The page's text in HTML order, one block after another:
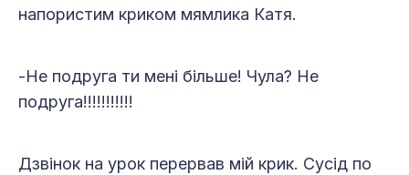
напористим криком мямлика Катя.
-Не подруга ти мені більше! Чула? Не
подруга!!!!!!!!!!!
Дзвінок на урок перервав мій крик. Сусід по